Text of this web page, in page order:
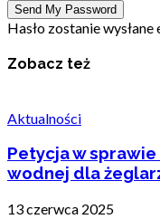
Hasło zostanie wysłane
Zobacz też
Aktualności
Petycja w
wodnej dla
13 czerwca 2025